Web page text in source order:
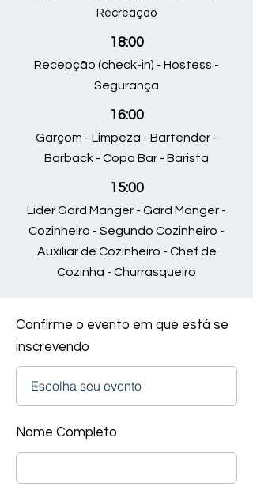
Recreação
18:00
Recepção (check-in) - Hostess -
Segurança
16:00
Garçom - Limpeza - Bartender -
Barback - Copa Bar - Barista
15:00
Lider Gard Manger - Gard Manger -
Cozinheiro - Segundo Cozinheiro -
Auxiliar de Cozinheiro - Chef de
Cozinha - Churrasqueiro
Confirme o evento em que está se
inscrevendo
Nome Completo